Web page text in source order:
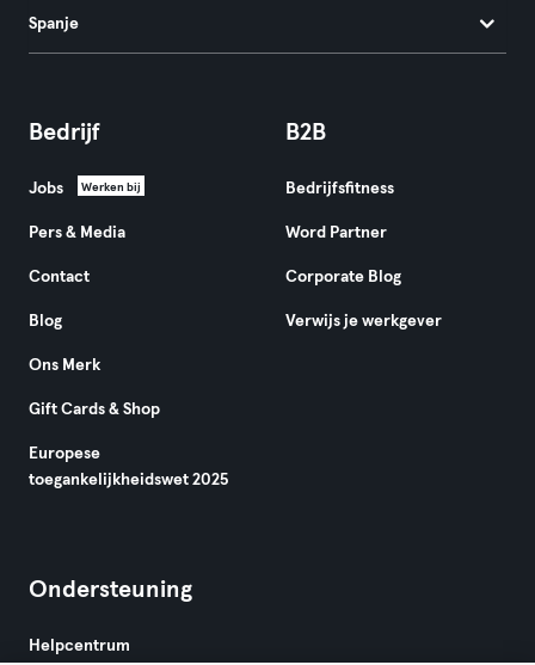
Spanje
Bedrijf
Jobs Werken bij
Pers & Media
Contact
Blog
Ons Merk
Gift Cards & Shop
Europese
toegankelijkheidswet 2025
B2B
Bedrijfsfitness
Word Partner
Corporate Blog
Verwijs je werkgever
Ondersteuning
Helpcentrum